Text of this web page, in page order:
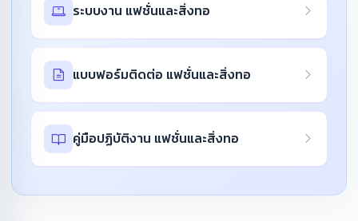
ระบบงาน แฟชั่นและสิ่งทอ
แบบฟอร์มติดต่อ แฟชั่นและสิ่งทอ
คู่มือปฏิบัติงาน แฟชั่นและสิ่งทอ